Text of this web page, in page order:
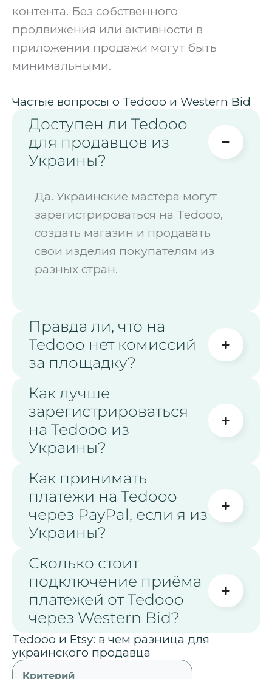
контента. Без собственного
продвижения или активности в
приложении продажи могут быть
минимальными.
Частые вопросы о Tedooo и Western Bid
Доступен ли Tedooo
для продавцов из
Украины?
Да. Украинские мастера могут
зарегистрироваться на Tedooo,
создать магазин и продавать
свои изделия покупателям из
разных стран.
Правда ли, что на
Tedooo нет комиссий
за площадку?
Как лучше
зарегистрироваться
на Tedooo из
Украины?
Как принимать
платежи на Tedooo
через PayPal, если я из
Украины?
Сколько стоит
подключение приёма
платежей от Tedooo
через Western Bid?
Tedooo и Etsy: в чем разница для
украинского продавца